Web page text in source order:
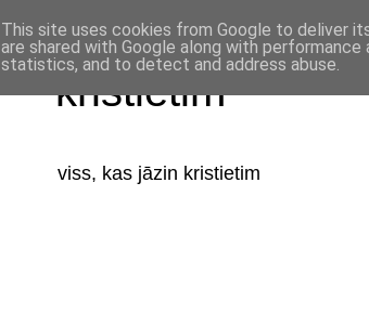
kristietim
viss, kas jāzin kristietim
This site uses cookies from Google to deliver
are shared with Google along with
statistics, and to detect and address abuse.